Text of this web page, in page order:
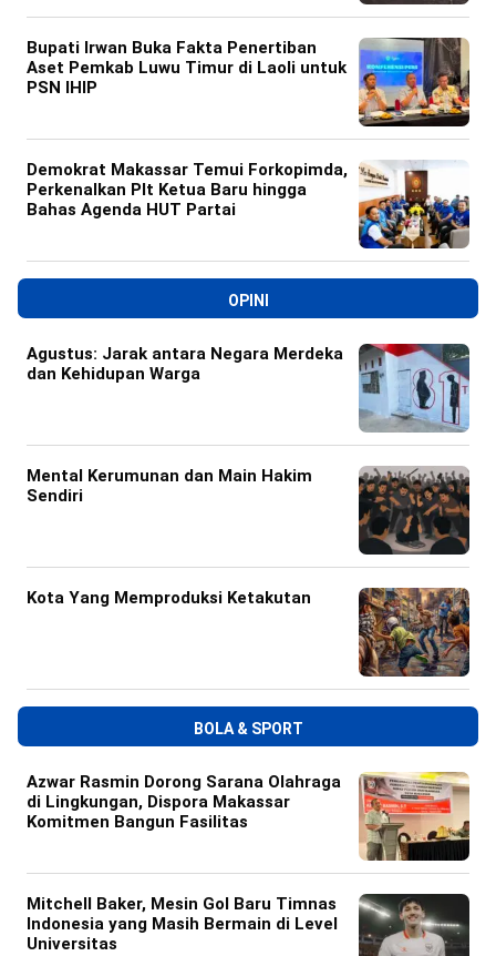
Bupati Irwan Buka Fakta Penertiban
Aset Pemkab Luwu Timur di Laoli untuk
PSN IHIP
Demokrat Makassar Temui Forkopimda,
Perkenalkan Plt Ketua Baru hingga
Bahas Agenda HUT Partai
OPINI
Agustus: Jarak antara Negara Merdeka
dan Kehidupan Warga
Mental Kerumunan dan Main Hakim
Sendiri
Kota Yang Memproduksi Ketakutan
BOLA & SPORT
Azwar Rasmin Dorong Sarana Olahraga
di Lingkungan, Dispora Makassar
Komitmen Bangun Fasilitas
Mitchell Baker, Mesin Gol Baru Timnas
Indonesia yang Masih Bermain di Level
Universitas